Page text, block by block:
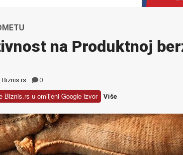
na Produktnoj
Biznis.rs 0
Biznis.rs u omiljeni Google izvor Više